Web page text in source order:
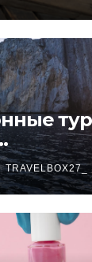
TRAVELBOX27_